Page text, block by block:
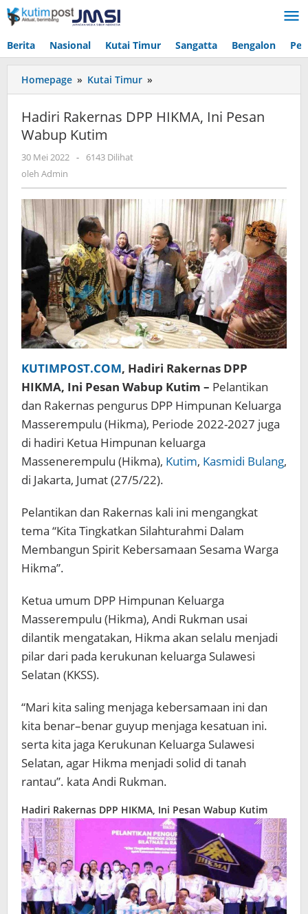
Lewati
ke
Berita Nasional Kutai Timur Sangatta Bengalon
Homepage » Kutai Timur »
Rakernas
HIKMA,
Hadiri Rakernas DPP HIKMA, Ini Pesan
Wabup Kutim
30 Mei 2022 oleh
-
6143 Dilihat
oleh Admin
KUTIMPOST.COM, Hadiri Rakernas DPP
HIKMA, Ini Pesan Wabup Kutim – Pelantikan
dan Rakernas pengurus DPP Himpunan Keluarga
Masserempulu (Hikma), Periode 2022-2027 juga
di hadiri Ketua Himpunan keluarga
Massenerempulu (Hikma), Kutim, Kasmidi Bulang,
di Jakarta, Jumat (27/5/22).
Pelantikan dan Rakernas kali ini mengangkat
tema “Kita Tingkatkan Silahturahmi Dalam
Membangun Spirit Kebersamaan Sesama Warga
Hikma”.
Ketua umum DPP Himpunan Keluarga
Masserempulu (Hikma), Andi Rukman usai
dilantik mengatakan, Hikma akan selalu menjadi
pilar dari pada kerukunan keluarga Sulawesi
Selatan (KKSS).
“Mari kita saling menjaga kebersamaan ini dan
kita benar–benar guyup menjaga kesatuan ini.
serta kita jaga Kerukunan Keluarga Sulawesi
Selatan, agar Hikma menjadi solid di tanah
rantau”. kata Andi Rukman.
Hadiri Rakernas DPP HIKMA, Ini Pesan Wabup Kutim